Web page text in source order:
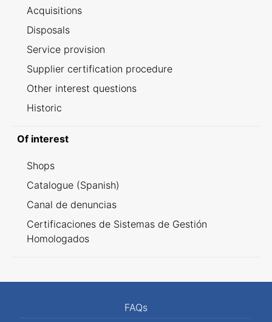
Acquisitions
Disposals
Service provision
Supplier certification procedure
Other interest questions
Historic
Of interest
Shops
Catalogue (Spanish)
Canal de denuncias
Certificaciones de Sistemas de Gestión
Homologados
FAQs